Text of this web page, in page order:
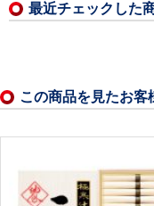
最近チェックした
この商品を見たお客